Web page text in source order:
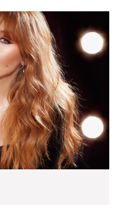
ÉCONOMIES
MAGIQUES